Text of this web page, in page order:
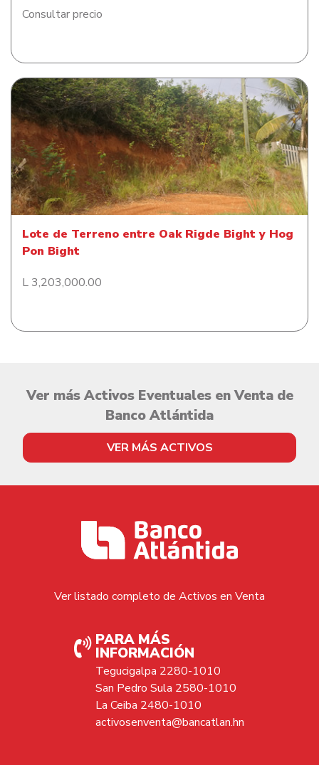
Consultar precio
Lote de Terreno entre Oak Rigde Bight y Hog Pon
Bight
Lote de Terreno entre Oak Rigde Bight y Hog
Pon Bight
L 3,203,000.00
Ver más Activos Eventuales en Venta de
Banco Atlántida
VER MÁS ACTIVOS
Ver listado completo de Activos en Venta
PARA MÁS
INFORMACIÓN
Tegucigalpa 2280-1010
San Pedro Sula 2580-1010
La Ceiba 2480-1010
activosenventa@bancatlan.hn